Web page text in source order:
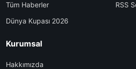
Tüm Haberler
Dünya Kupası 2026
RSS
Kurumsal
Hakkımızda